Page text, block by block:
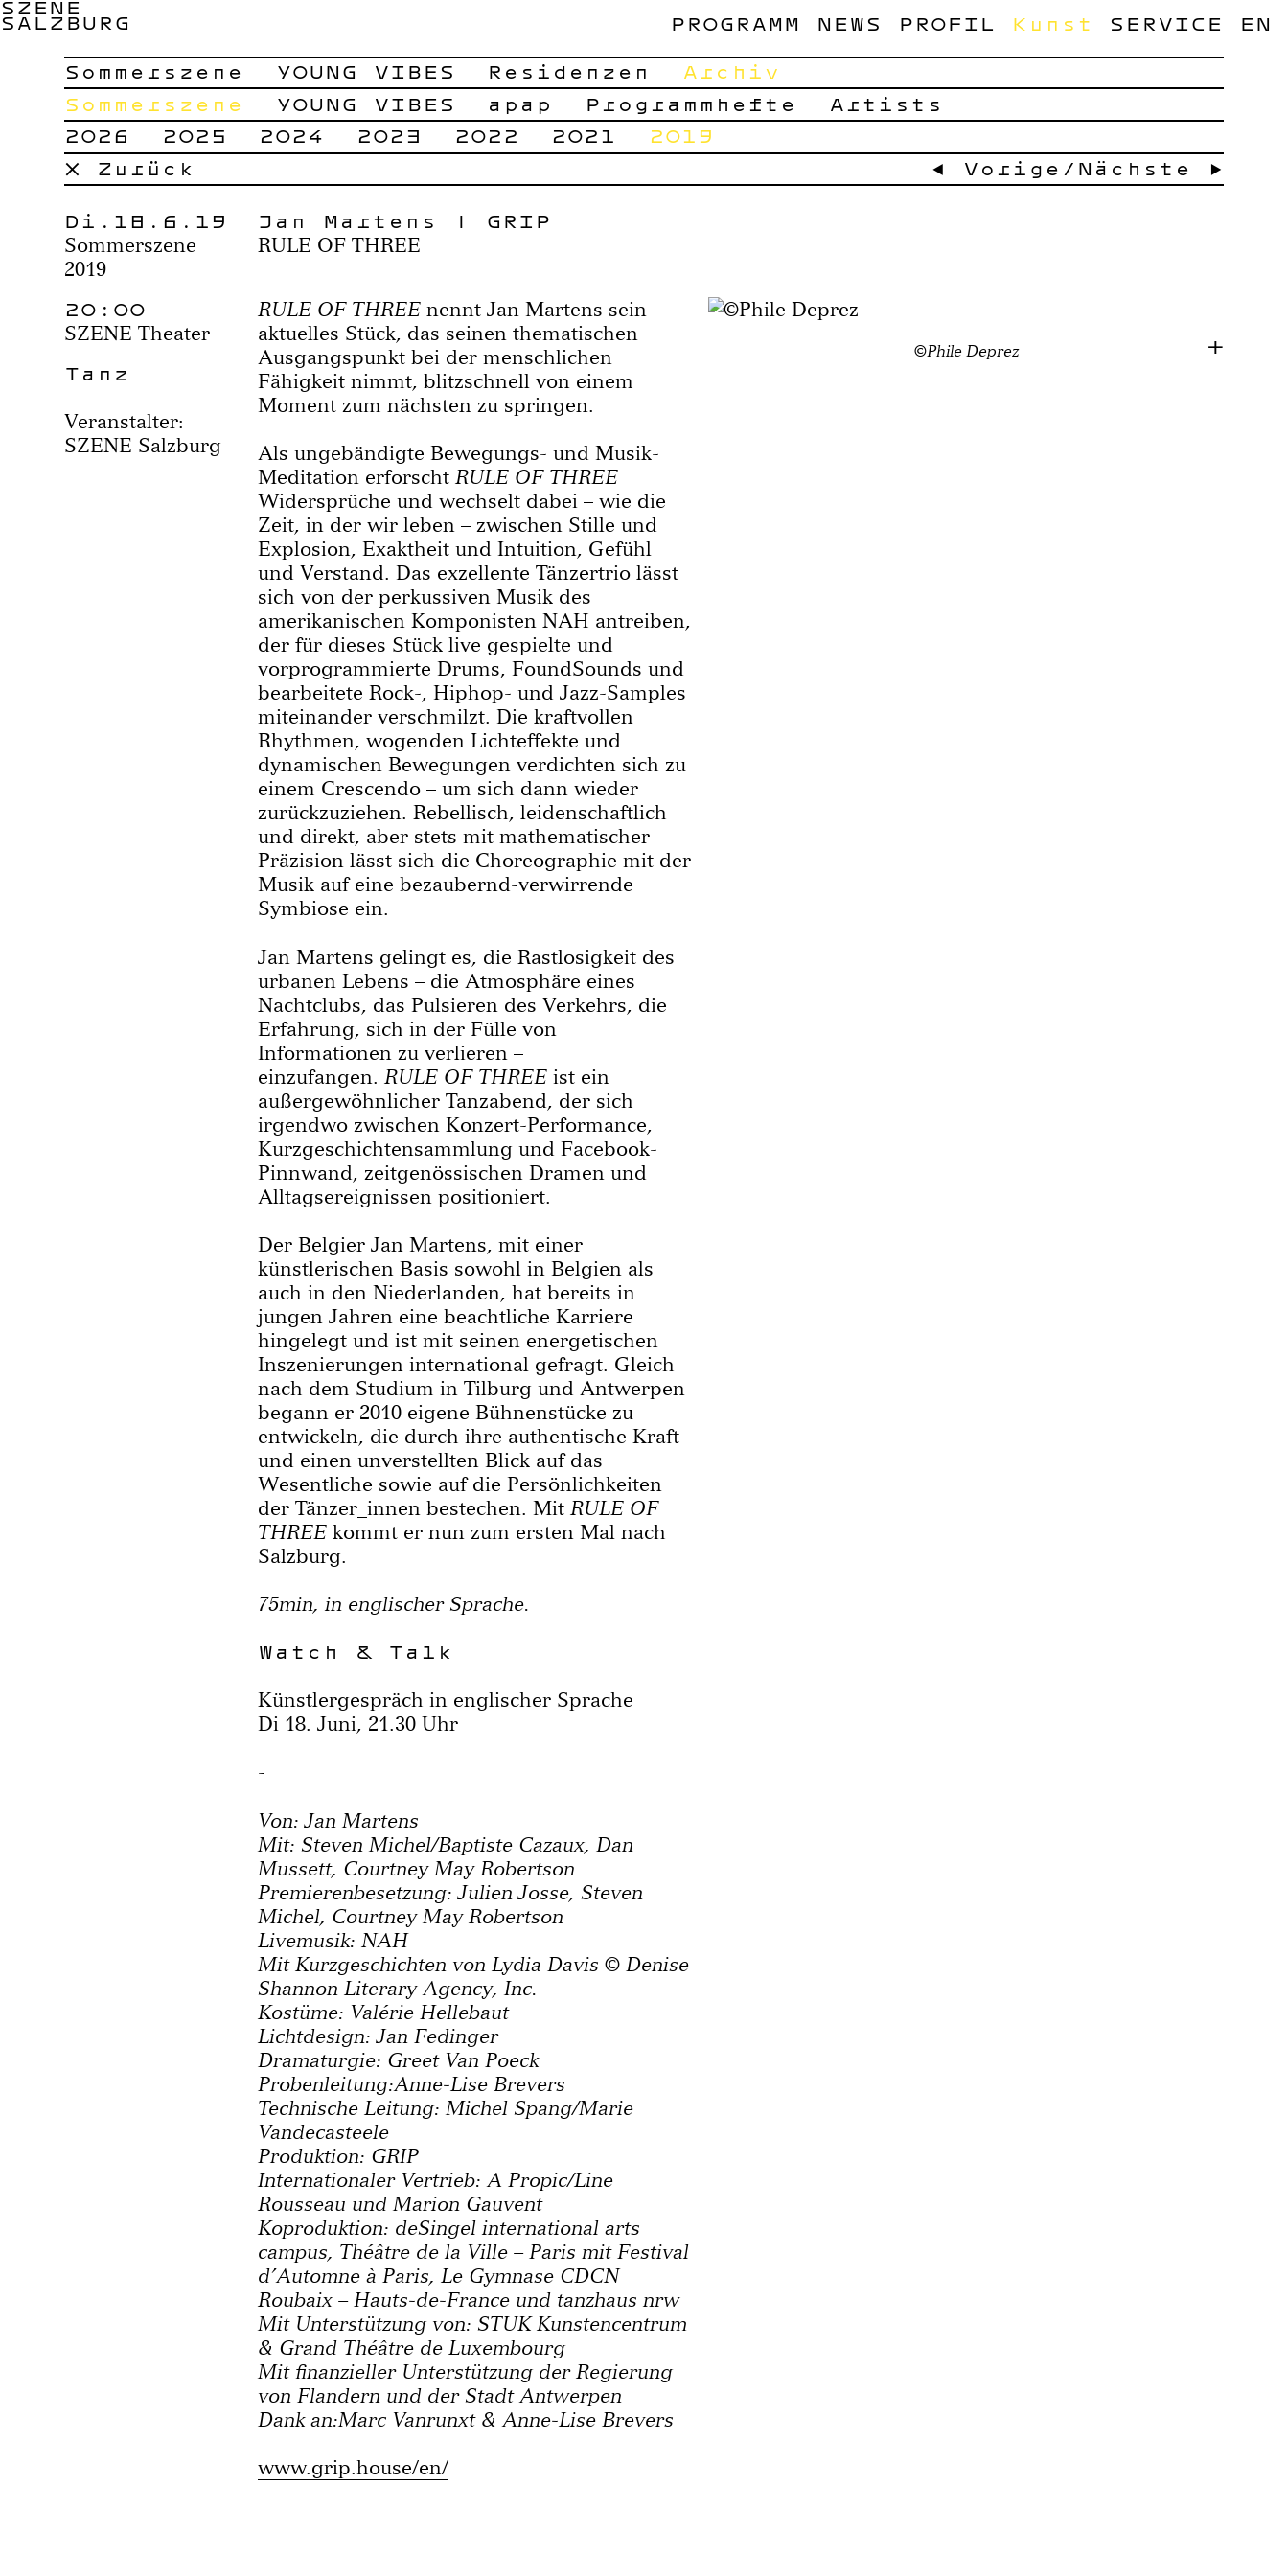
SZENE
SALZBURG PROGRAMM NEWS PROFIL
Kunst
Sommerszene
YOUNG VIBES Residenzen
Archiv
Sommerszene
2026
2025 2024 2023 2022 2021 2019
YOUNG VIBES apap Programmhefte Artists
SERVICE EN
× Zurück ← Vorige / Nächste →
Di.18.6.19
Sommerszene
2019
Jan Martens | GRIP
RULE OF THREE
20:00
SZENE Theater
Tanz
Veranstalter:
SZENE Salzburg
©Phile Deprez
RULE OF THREEnennt Jan Martens sein
aktuelles Stück, das seinen thematischen
Ausgangspunkt bei der menschlichen
Fähigkeit nimmt, blitzschnell von einem
Moment zum nächsten zu springen.
Als ungebändigte Bewegungs- und Musik-
Meditation erforscht RULE OF THREE
Widersprüche und wechselt dabei – wie die
Zeit, in der wir leben – zwischen Stille und
Explosion, Exaktheit und Intuition, Gefühl
und Verstand. Das exzellente Tänzertrio lässt
sich von der perkussiven Musik des
amerikanischen Komponisten NAH antreiben,
der für dieses Stück live gespielte und
vorprogrammierte Drums, FoundSounds und
bearbeitete Rock-, Hiphop- und Jazz-Samples
miteinander verschmilzt. Die kraftvollen
Rhythmen, wogenden Lichteffekte und
dynamischen Bewegungen verdichten sich zu
einem Crescendo – um sich dann wieder
zurückzuziehen. Rebellisch, leidenschaftlich
und direkt, aber stets mit mathematischer
Präzision lässt sich die Choreographie mit der
Musik auf eine bezaubernd-verwirrende
Symbiose ein.
Jan Martens gelingt es, die Rastlosigkeit des
urbanen Lebens – die Atmosphäre eines
Nachtclubs, das Pulsieren des Verkehrs, die
Erfahrung, sich in der Fülle von
Informationen zu verlieren –
einzufangen. RULE OF THREEist ein
außergewöhnlicher Tanzabend, der sich
irgendwo zwischen Konzert-Performance,
Kurzgeschichtensammlung und Facebook-
Pinnwand, zeitgenössischen Dramen und
Alltagsereignissen positioniert.
Der Belgier Jan Martens, mit einer
künstlerischen Basis sowohl in Belgien als
auch in den Niederlanden, hat bereits in
jungen Jahren eine beachtliche Karriere
hingelegt und ist mit seinen energetischen
Inszenierungen international gefragt. Gleich
nach dem Studium in Tilburg und Antwerpen
begann er 2010 eigene Bühnenstücke zu
entwickeln, die durch ihre authentische Kraft
und einen unverstellten Blick auf das
Wesentliche sowie auf die Persönlichkeiten
der Tänzer_innen bestechen. Mit RULE OF
THREEkommt er nun zum ersten Mal nach
Salzburg.
75min, in englischer Sprache.
Watch & Talk
Künstlergespräch in englischer Sprache
Di 18. Juni, 21.30 Uhr
-
Von: Jan Martens
Mit: Steven Michel/Baptiste Cazaux, Dan
Mussett, Courtney May Robertson
Premierenbesetzung: Julien Josse, Steven
Michel, Courtney May Robertson
Livemusik: NAH
Mit Kurzgeschichten von Lydia Davis © Denise
Shannon Literary Agency, Inc.
Kostüme: Valérie Hellebaut
Lichtdesign: Jan Fedinger
Dramaturgie: Greet Van Poeck
Probenleitung:Anne-Lise Brevers
Technische Leitung: Michel Spang/Marie
Vandecasteele
Produktion: GRIP
Internationaler Vertrieb: A Propic/Line
Rousseau und Marion Gauvent
Koproduktion: deSingel international arts
campus, Théâtre de la Ville – Paris mit Festival
d’Automne à Paris, Le Gymnase CDCN
Roubaix – Hauts-de-France und tanzhaus nrw
Mit Unterstützung von: STUK Kunstencentrum
& Grand Théâtre de Luxembourg
Mit finanzieller Unterstützung der Regierung
von Flandern und der Stadt Antwerpen
Dank an:Marc Vanrunxt & Anne-Lise Brevers
www.grip.house/en/